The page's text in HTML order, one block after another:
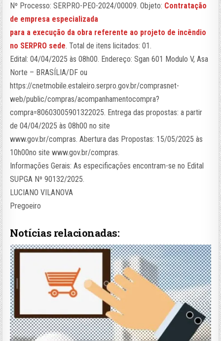
Nº Processo: SERPRO-PEO-2024/00009. Objeto: Contratação
de empresa especializada
para a execução da obra referente ao projeto de incêndio
no SERPRO sede. Total de itens licitados: 01.
Edital: 04/04/2025 às 08h00. Endereço: Sgan 601 Modulo V, Asa
Norte – BRASÍLIA/DF ou
https://cnetmobile.estaleiro.serpro.gov.br/comprasnet-
web/public/compras/acompanhamentocompra?
compra=80603005901322025. Entrega das propostas: a partir
de 04/04/2025 às 08h00 no site
www.gov.br/compras. Abertura das Propostas: 15/05/2025 às
10h00no site www.gov.br/compras.
Informações Gerais: As especificações encontram-se no Edital
SUPGA Nº 90132/2025.
LUCIANO VILANOVA
Pregoeiro
Notícias relacionadas: